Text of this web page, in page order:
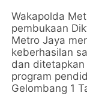
Wakapolda
pembukaan
Metro Jaya
keberhasilan
dan
program
Gelombang 1